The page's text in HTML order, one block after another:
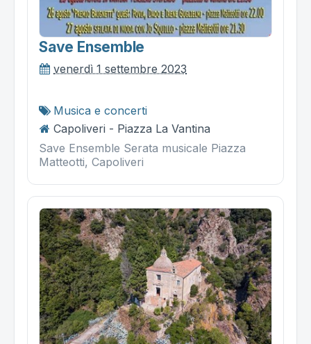
Save Ensemble
venerdì 1 settembre 2023
Musica e concerti
Capoliveri - Piazza La Vantina
Save Ensemble Serata musicale Piazza
Matteotti, Capoliveri